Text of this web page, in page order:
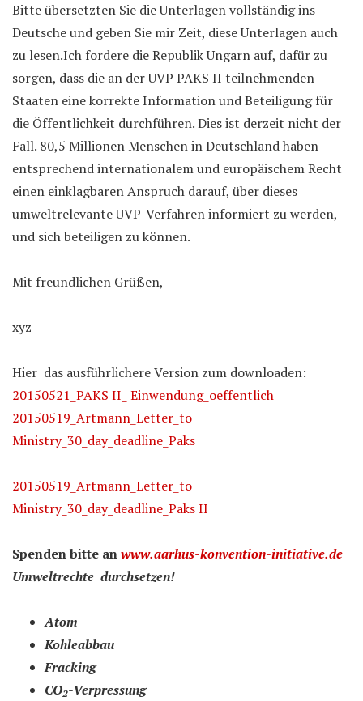
Bitte übersetzten Sie die Unterlagen vollständig ins
Deutsche und geben Sie mir Zeit, diese Unterlagen auch
zu lesen.Ich fordere die Republik Ungarn auf, dafür zu
sorgen, dass die an der UVP PAKS II teilnehmenden
Staaten eine korrekte Information und Beteiligung für
die Öffentlichkeit durchführen. Dies ist derzeit nicht der
Fall. 80,5 Millionen Menschen in Deutschland haben
entsprechend internationalem und europäischem Recht
einen einklagbaren Anspruch darauf, über dieses
umweltrelevante UVP-Verfahren informiert zu werden,
und sich beteiligen zu können.
Mit freundlichen Grüßen,
xyz
Hier das ausführlichere Version zum downloaden:
20150521_PAKS II_ Einwendung_oeffentlich
20150519_Artmann_Letter_to
Ministry_30_day_deadline_Paks
20150519_Artmann_Letter_to
Ministry_30_day_deadline_Paks II
Spenden bitte anwww.aarhus-konvention-initiative.de
Umweltrechte durchsetzen!
Atom
Kohleabbau
Fracking
CO2-Verpressung